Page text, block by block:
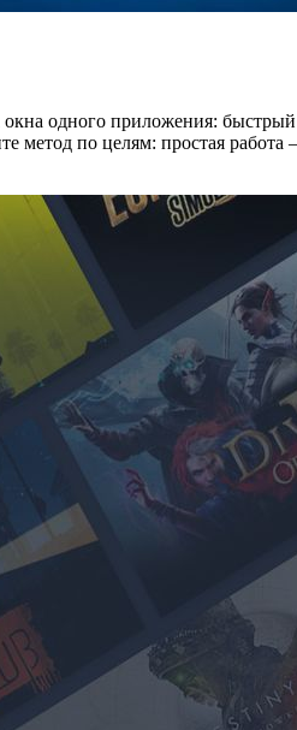
окна одного приложения:
метод по целям: простая работа